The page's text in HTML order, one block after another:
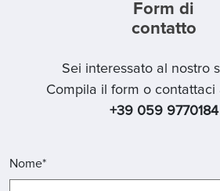
Form di
contatto
Sei interessato al nostro
Compila il form o contattaci
+39 059 9770184
Nome*